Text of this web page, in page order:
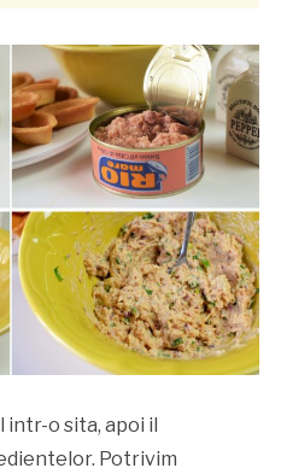
o sita, apoi il
Potrivim